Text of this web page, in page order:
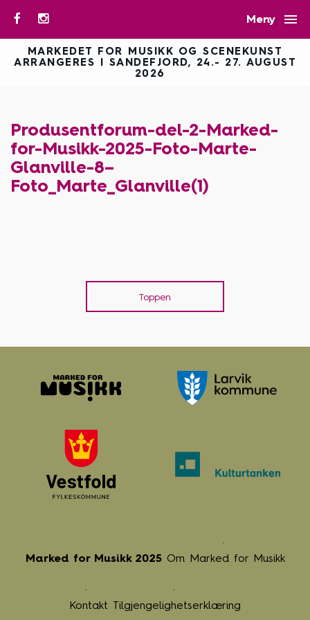
Meny 
MARKEDET FOR MUSIKK OG SCENEKUNST
ARRANGERES I SANDEFJORD, 24.- 27. AUGUST
2026
Produsentforum-del-2-Marked-
for-Musikk-2025-Foto-Marte-
Glanville-8–
Foto_Marte_Glanville(1)
Toppen
Marked for Musikk 2025 Om Marked for Musikk
Kontakt Tilgjengelighetserklæring